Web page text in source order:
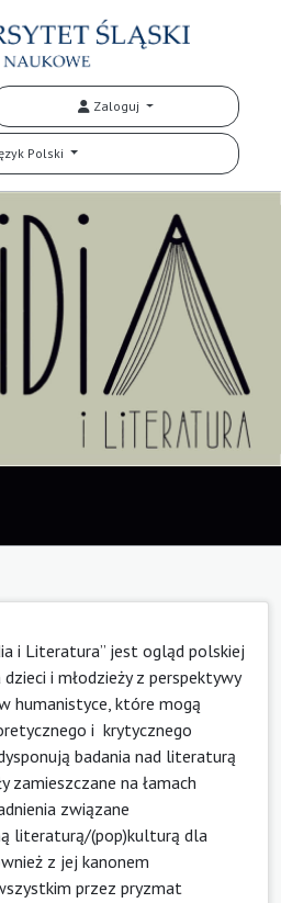
Zaloguj
Polski
i Literatura” jest ogląd polskiej
i młodzieży z perspektywy
humanistyce, które mogą
i krytycznego
badania nad literaturą
zamieszczane na łamach
związane
literaturą/(pop)kulturą dla
z jej kanonem
przez pryzmat